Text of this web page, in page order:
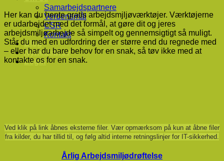
Samarbejdspartnere
Verdensmål
CSR
Kontakt
Blog
Nyhedsbrev
Login
Her kan du hente gratis arbejdsmjljøværktøjer. Værktøjerne
er udarbejdet med det formål, at gøre dit og jeres
arbejdsmiljøarbejde så simpelt og gennemsigtigt så muligt.
Står du med en udfordring der er større end du regnede med
– eller har du bare behov for en snak, så tøv ikke med at
kontakte os for en snak.
Ved klik på link åbnes eksterne filer. Vær opmærksom på kun at åbne filer
fra kilder, du har tillid til, og følg altid interne retningslinjer for IT-sikkerhed.
Årlig Arbejdsmiljødrøftelse